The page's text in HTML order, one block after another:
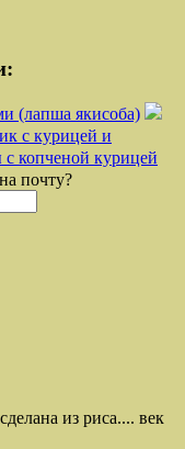
(лапша якисоба)
с курицей и
с копченой курицей
почту?
из риса.... век